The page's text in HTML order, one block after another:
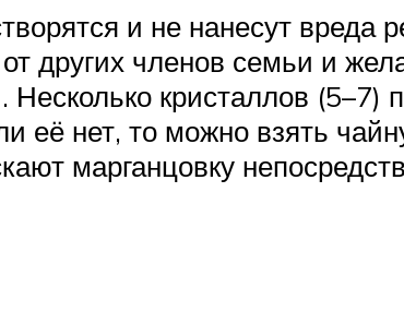
и не нанесут вреда
других членов семьи и
кристаллов (5–7)
её нет, то можно взять
марганцовку